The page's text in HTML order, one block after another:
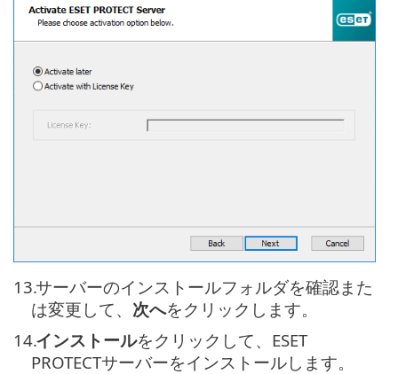
13.サーバーのインストールフォルダを確認また
は変更して、 次へをクリックします。
14.インストールをクリックして、ESET
PROTECTサーバーをインストールします。